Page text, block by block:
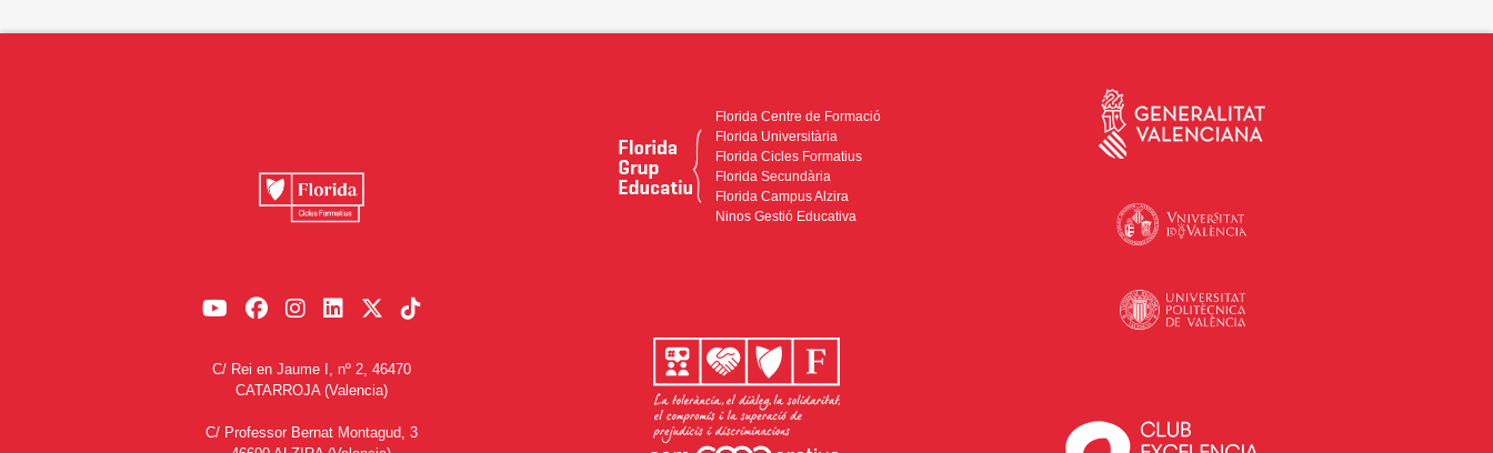
C/ Rei en Jaume I, nº 2, 46470
CATARROJA (Valencia)
C/ Professor Bernat Montagud, 3
Florida Centre de Formació
Florida Universitària
Florida Cicles Formatius
Florida Secundària
Florida Campus Alzira
Ninos Gestió Educativa